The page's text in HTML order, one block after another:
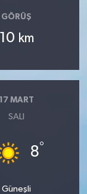
GÖRÜŞ
10 km
17 MART
SALI
8°
Güneşli